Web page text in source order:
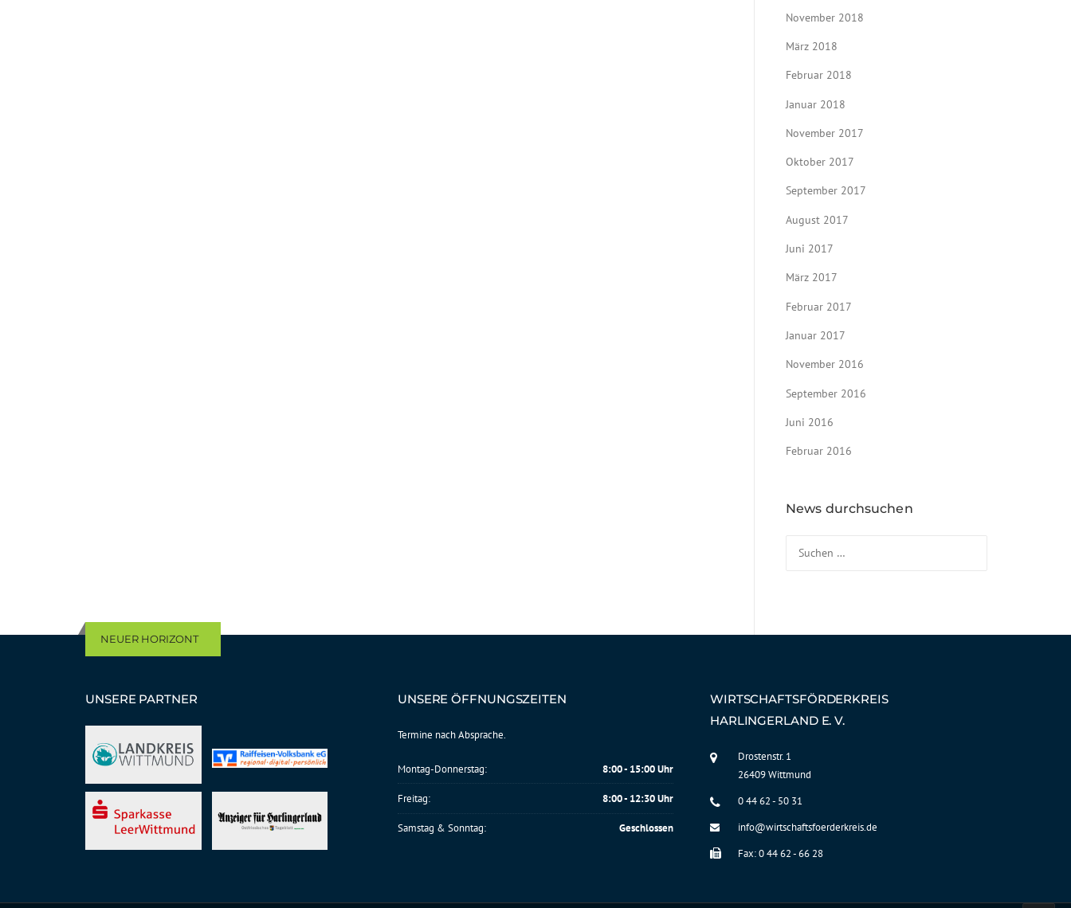
November 2018
März 2018
Februar 2018
Januar 2018
November 2017
Oktober 2017
September 2017
August 2017
Juni 2017
März 2017
Februar 2017
Januar 2017
November 2016
September 2016
Juni 2016
Februar 2016
News durchsuchen
NEUER HORIZONT
UNSERE PARTNER UNSERE ÖFFNUNGSZEITEN
Termine nach Absprache.
Montag-Donnerstag: 8:00 - 15:00 Uhr
Freitag: 8:00 - 12:30 Uhr
Samstag & Sonntag: Geschlossen
WIRTSCHAFTSFÖRDERKREIS
HARLINGERLAND E. V.
Drostenstr. 1
26409 Wittmund
0 44 62 - 50 31
info@wirtschaftsfoerderkreis.de
Fax: 0 44 62 - 66 28